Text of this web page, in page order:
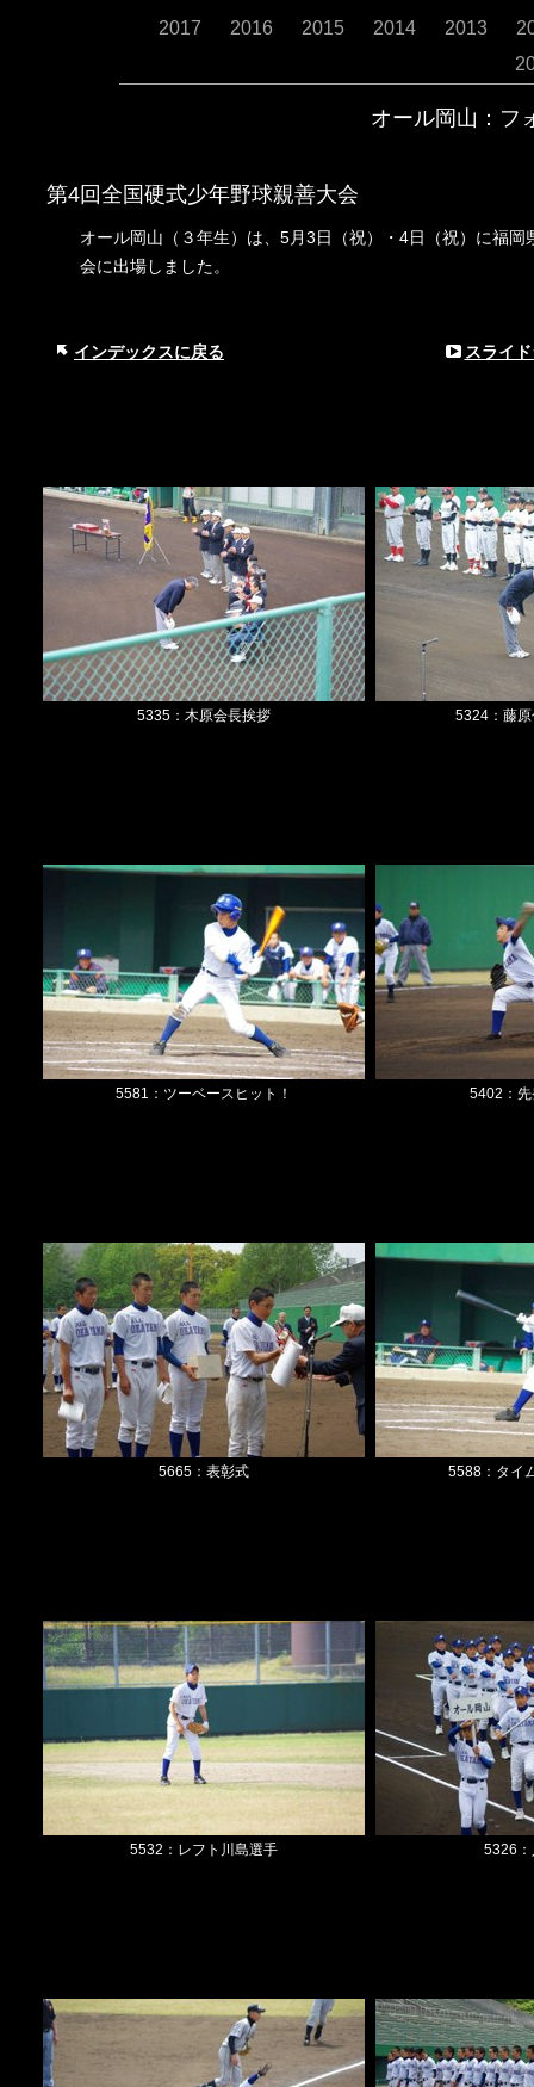
2017 2016 2015 2014 2013
オール岡山：フ
オール岡山（３年生）は、 5月3日（祝）・4日（祝）に福
会に出場しました。
5335：木原会長挨拶 5324：藤
5581：ツーベースヒット！ 5402：
5665：表彰式 5588：タイ
5532：レフト川島選手 5326：
インデックスに戻る スライ
第4回全国硬式少年野球親善大会